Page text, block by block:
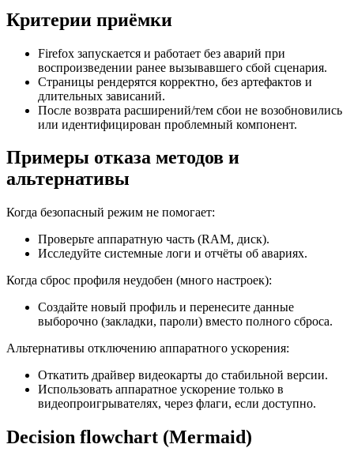
Критерии приёмки
Firefox запускается и работает без аварий при
воспроизведении ранее вызывавшего сбой сценария.
Страницы рендерятся корректно, без артефактов и
длительных зависаний.
После возврата расширений/тем сбои не возобновились
или идентифицирован проблемный компонент.
Примеры отказа методов и
альтернативы
Когда безопасный режим не помогает:
Проверьте аппаратную часть (RAM, диск).
Исследуйте системные логи и отчёты об авариях.
Когда сброс профиля неудобен (много настроек):
Создайте новый профиль и перенесите данные
выборочно (закладки, пароли) вместо полного сброса.
Альтернативы отключению аппаратного ускорения:
Откатить драйвер видеокарты до стабильной версии.
Использовать аппаратное ускорение только в
видеопроигрывателях, через флаги, если доступно.
Decision flowchart (Mermaid)